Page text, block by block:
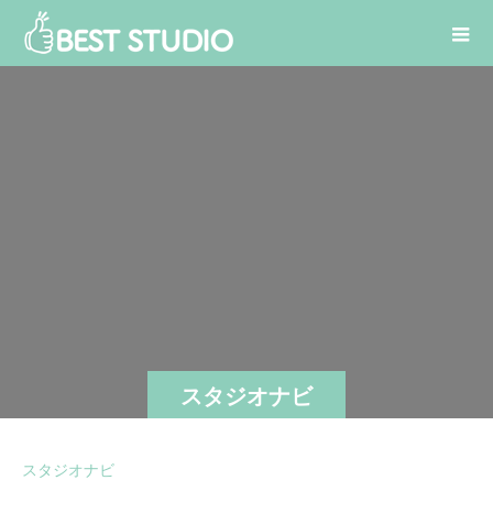
スタジオナビ
スタジオナビ